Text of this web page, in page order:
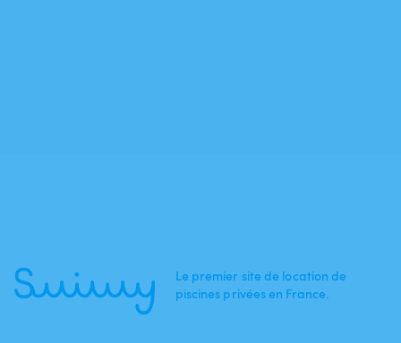
Le premier site de location de
piscines privées en France.